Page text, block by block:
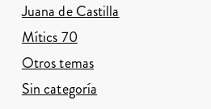
Juana de Castilla
Mítics 70
Otros temas
Sin categoría